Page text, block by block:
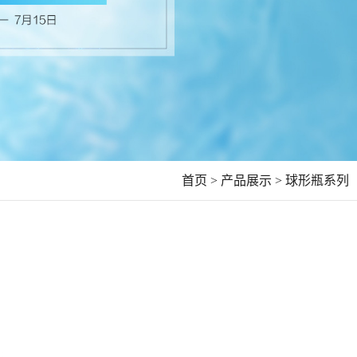
首页 > 产品展示 > 球形瓶系列